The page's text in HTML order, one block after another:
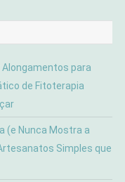
para
de Fitoterapia
(e Nunca Mostra a
Simples que